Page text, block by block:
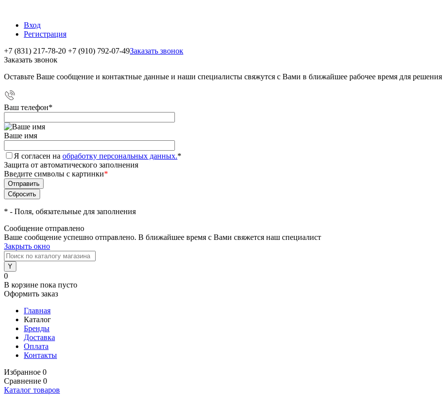
Вход
Регистрация
+7 (831) 217-78-20 +7 (910) 792-07-49Заказать звонок
Заказать звонок
Оставьте Ваше сообщение и контактные данные и наши специалисты свяжутся с Вами в ближайшее рабочее время для
Ваш телефон*
Ваше имя
Я согласен на обработку персональных данных.*
Защита от автоматического заполнения
Введите символы с картинки*
* - Поля, обязательные для заполнения
Сообщение отправлено
Ваше сообщение успешно отправлено. В ближайшее время с Вами свяжется наш специалист
Закрыть окно
0
В корзине пока пусто
Оформить заказ
Главная
Каталог
Бренды
Доставка
Оплата
Контакты
Избранное 0
Сравнение 0
Каталог товаров